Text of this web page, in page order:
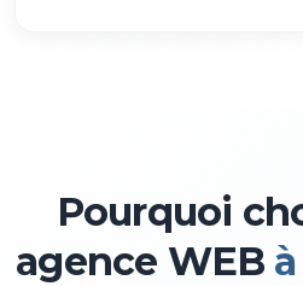
Pourquoi
agence WEB